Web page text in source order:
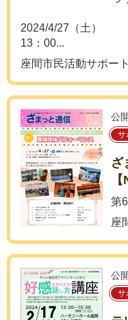
2024/4/27（土）
13：00...
座間市民活動サポー
公
サ
ざ
第
座
公
サ